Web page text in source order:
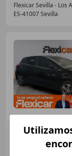
Flexicar Sevilla - Los
ES-41007 Sevilla